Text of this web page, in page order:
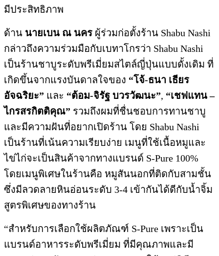
มีประสิทธิภาพ
ด้าน นายเบน ณ นคร ผู้ร่วมก่อตั้งร้าน Shabu Nashi
กล่าวถึงความร่วมมือกับเบทาโกรว่า Shabu Nashi
เป็นร้านชาบูระดับพรีเมี่ยมสไตล์ญี่ปุ่นแบบดั้งเดิม ที่
เกิดขึ้นจากแรงบันดาลใจของ “โจ้-ธนา เธียร
อัจฉริยะ” และ “ต้อม-จิรัฐ บวรวัฒนะ”, “เชฟแทน –
ไกรสรกิตติคุณ” รวมถึงผมที่ชื่นชอบการทานชาบู
และมีความฝันที่อยากเปิดร้าน โดย Shabu Nashi
เป็นร้านที่เน้นความเรียบง่าย เมนูที่ใช้เนื้อหมูและ
ไข่ไก่จะเป็นสินค้าจากทางแบรนด์ S-Pure 100%
โดยเมนูพิเศษในร้านคือ หมูสันนอกที่ติดกับสามชั้น
ซึ่งมีลวดลายหินอ่อนระดับ 3-4 เข้ากันได้ดีกับน้ำจิ้ม
สูตรพิเศษของทางร้าน
“สำหรับการเลือกใช้ผลิตภัณฑ์ S-Pure เพราะเป็น
แบรนด์อาหารระดับพรีเมี่ยม ที่มีคุณภาพและมี